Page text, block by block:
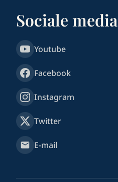
Sociale media
Youtube
Facebook
Instagram
Twitter
E-mail